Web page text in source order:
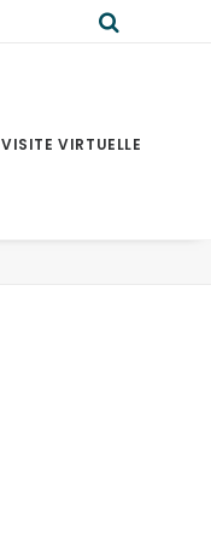
VISITE VIRTUELLE